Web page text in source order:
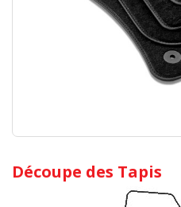
Découpe des Tapis